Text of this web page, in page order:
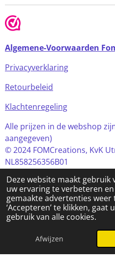
Deze website maakt gebruik
uw ervaring te verbeteren
gemaakte advertenties weer
‘Accepteren’ te klikken,
gebruik van alle cookies.
Afwijzen
Algemene-Voorwaarden
Privacyverklaring
Retourbeleid
Klachtenregeling
Alle prijzen in de webshop
aangegeven)
© 2024 FOMCreations, KvK
NL858256356B01
Powered by JouwWeb
E-